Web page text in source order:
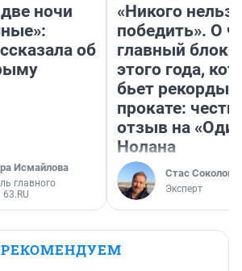
ночи
об
Исмайлова
главного
«Никого нельзя
победить». О
главный
этого года,
бьет рекорды в
прокате:
отзыв на
Нолана
Стас Соколов
Эксперт
РЕКОМЕНДУЕМ